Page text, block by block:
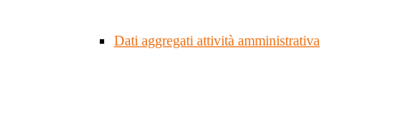
Dati aggregati attività amministrativa